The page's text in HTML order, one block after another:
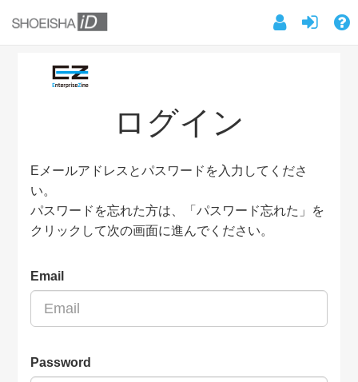
ログイン
Eメールアドレスとパスワードを入力してくださ
い。
パスワードを忘れた方は、「パスワード忘れた」を
クリックして次の画面に進んでください。
Email
Password